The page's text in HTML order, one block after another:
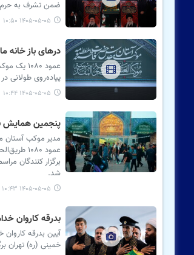
ضمن تشرف به حرم
۱۴۰۵-۰۵-۰۵ ۱۰:۵۰
درهای باز خانه
عمود
پیاده‌روی طولانی
۱۴۰۵-۰۵-۰۵ ۱۰:۴۴
پنجمین همایش
مدیر موکب
عمود
برگزار کنندگان
شد.
۱۴۰۵-۰۵-۰۵ ۱۰:۴۳
بدرقه کاروان
خمینی (ره) تهران